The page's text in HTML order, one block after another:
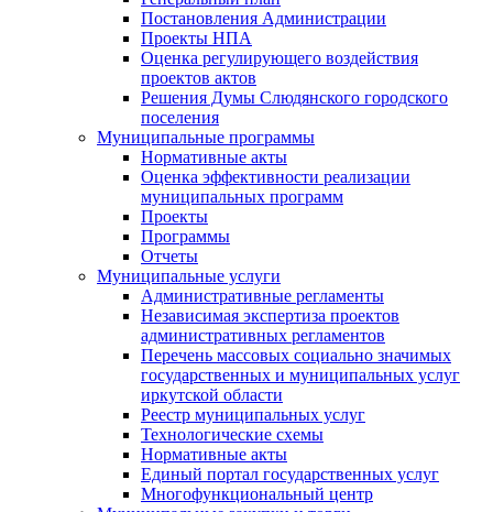
Постановления Администрации
Проекты НПА
Оценка регулирующего воздействия
проектов актов
Решения Думы Слюдянского городского
поселения
Муниципальные программы
Нормативные акты
Оценка эффективности реализации
муниципальных программ
Проекты
Программы
Отчеты
Муниципальные услуги
Административные регламенты
Независимая экспертиза проектов
административных регламентов
Перечень массовых социально значимых
государственных и муниципальных услуг
иркутской области
Реестр муниципальных услуг
Технологические схемы
Нормативные акты
Единый портал государственных услуг
Многофункциональный центр